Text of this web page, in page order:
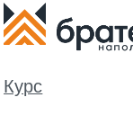
валют